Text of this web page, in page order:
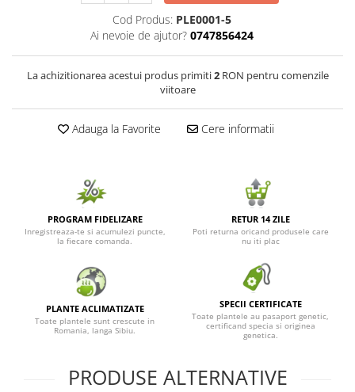
Cod Produs: PLE0001-5
Ai nevoie de ajutor? 0747856424
La achizitionarea acestui produs primiti2RON pentru comenzile
viitoare
Adauga la Favorite Cere informatii
PROGRAM FIDELIZARE
Inregistreaza-te si acumulezi puncte,
la fiecare comanda.
RETUR 14 ZILE
Poti returna oricand produsele care
nu iti plac
PLANTE ACLIMATIZATE
Toate plantele sunt crescute in
Romania, langa Sibiu.
SPECII CERTIFICATE
Toate plantele au pasaport genetic,
certificand specia si originea
genetica.
PRODUSE ALTERNATIVE